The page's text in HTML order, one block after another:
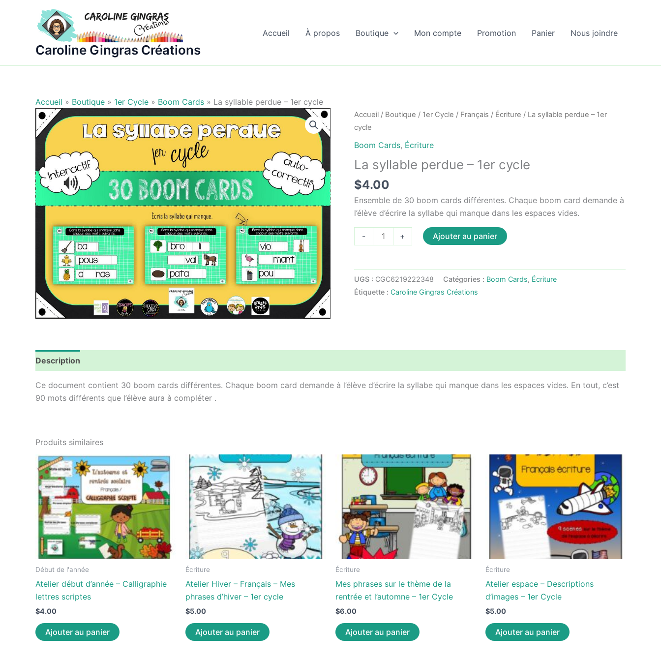
Caroline Gingras Créations
Accueil À propos Boutique Mon compte Promotion Panier Nous joindre
Accueil » Boutique » 1er Cycle » Boom Cards » La syllable perdue – 1er cycle
Accueil / Boutique / 1er Cycle / Français / Écriture / La syllable perdue – 1er
cycle
Boom Cards, Écriture
La syllable perdue – 1er cycle
$4.00
Ensemble de 30 boom cards différentes. Chaque boom card demande à
l’élève d’écrire la syllabe qui manque dans les espaces vides.
-
quantité
de
syllable
perdue
-
+ Ajouter au panier
UGS : CGC6219222348 Catégories : Boom Cards, Écriture
Étiquette : Caroline Gingras Créations
Description
Ce document contient 30 boom cards différentes. Chaque boom card demande à l’élève d’écrire la syllabe qui manque dans les espaces vides. En tout, c’est
90 mots différents que l’élève aura à compléter .
Produits similaires
Début de l'année
Atelier début d’année – Calligraphie
lettres scriptes
$4.00
Ajouter au panier
Écriture
Atelier Hiver – Français – Mes
phrases d’hiver – 1er cycle
$5.00
Ajouter au panier
Écriture
Mes phrases sur le thème de la
rentrée et l’automne – 1er Cycle
$6.00
Ajouter au panier
Écriture
Atelier espace – Descriptions
d’images – 1er Cycle
$5.00
Ajouter au panier